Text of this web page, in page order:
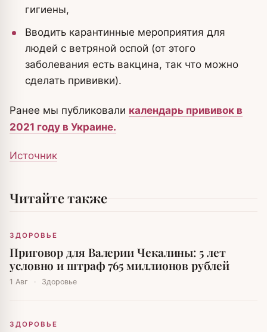
гигиены,
Вводить карантинные мероприятия для
людей с ветряной оспой (от этого
заболевания есть вакцина, так что можно
сделать прививки).
Ранее мы публиковали календарь прививок в
2021 году в Украине.
Источник
Читайте также
ЗДОРОВЬЕ
Приговор для Валерии Чекалины: 5 лет
условно и штраф 765 миллионов рублей
1 Авг · Здоровье
ЗДОРОВЬЕ